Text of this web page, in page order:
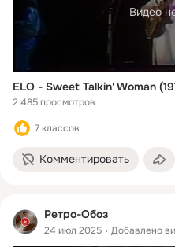
Видео
ELO - Sweet Talkin' Woman
2 485 просмотров
7 классов
Комментировать
Ретро-Обоз
24 июл 2025 Добавлено